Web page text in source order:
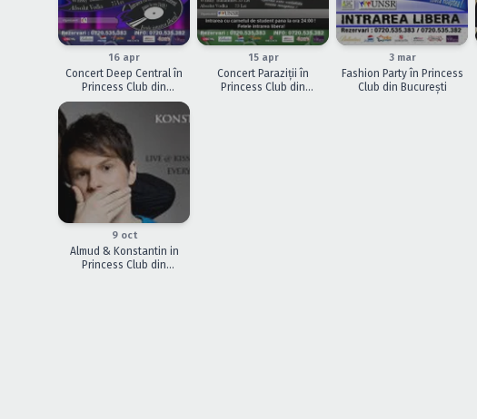
ÎNCHEIAT16 apr
Concert Deep Central în
Princess Club din
Bucureşti
15 apr
Concert Paraziţii în
Princess Club din
3 mar
Fashion Party în Princess
Club din Bucureşti
9 oct
Almud & Konstantin in
Princess Club din